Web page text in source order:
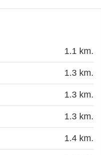
1.1 km.
1.3 km.
1.3 km.
1.3 km.
1.4 km.